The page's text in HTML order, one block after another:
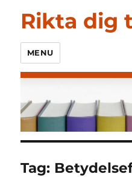
Rikta dig
MENU
Tag: